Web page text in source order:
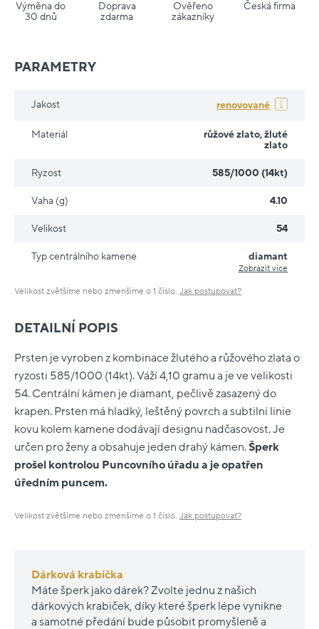
Výměna do
30 dnů
Doprava
zdarma
Ověřeno
zákazníky
Česká firma
DETAILNÍ POPIS
Prsten je vyroben z kombinace žlutého a růžového zlata o
ryzosti 585/1000 (14kt). Váží 4,10 gramu a je ve velikosti
54. Centrální kámen je diamant, pečlivě zasazený do
krapen. Prsten má hladký, leštěný povrch a subtilní linie
kovu kolem kamene dodávají designu nadčasovost. Je
určen pro ženy a obsahuje jeden drahý kámen.Šperk
prošel kontrolou Puncovního úřadu a je opatřen
úředním puncem.
Velikost zvětšíme nebo zmenšíme o 1 číslo. Jak postupovat?
Dárková krabička
Máte šperk jako dárek? Zvolte jednu z našich
dárkových krabiček, díky které šperk lépe vynikne
a samotné předání bude působit promyšleně a
PARAMETRY
Jakost renovované
Materiál růžové zlato, žluté
zlato
Ryzost 585/1000 (14kt)
Vaha (g) 4.10
Velikost 54
Typ centrálního kamene diamant
Zobrazit více
Velikost zvětšíme nebo zmenšíme o 1 číslo. Jak postupovat?